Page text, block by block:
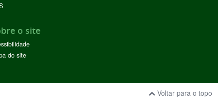
o site
do site
Voltar para o topo